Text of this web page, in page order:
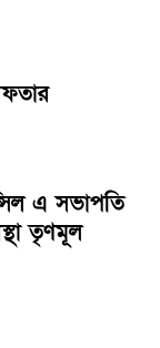
এ সভাপতি
তৃণমূল